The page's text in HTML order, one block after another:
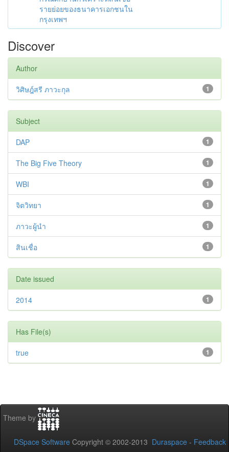
รายย่อยของธนาคารเอกชนใน
กรุงเทพฯ
Discover
Author
1
วิศิษฎ์สรี ภาวะกุล
Subject
1
DAP
1
The Big Five Theory
1
WBI
1
จิตวิทยา
1
ภาวะผู้นำ
1
สินเชื่อ
Date issued
1
2014
Has File(s)
1
true
Theme by
DSpace Software Copyright © 2002-2013 Duraspace - Feedback